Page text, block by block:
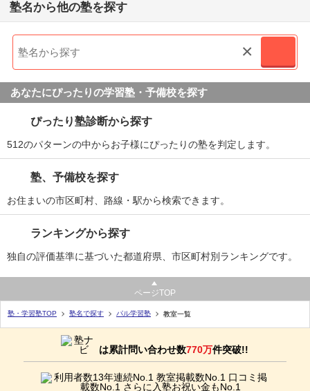
塾名から他の塾を探す
×
あなたにぴったりの学習塾・予備校を探す
ぴったり塾診断から探す
512のパターンの中からお子様にぴったりの塾を判定します。
塾、予備校を探す
お住まいの市区町村、路線・駅から検索できます。
ランキングから探す
独自の評価基準に基づいた都道府県、市区町村別ランキングです。
ページTOP
塾・学習塾TOP 塾名で探す パル学習塾 教室一覧
は累計問い合わせ数770万件突破!!